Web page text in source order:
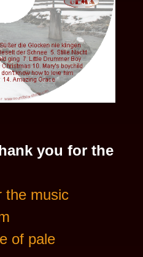
you for the
the music
of pale